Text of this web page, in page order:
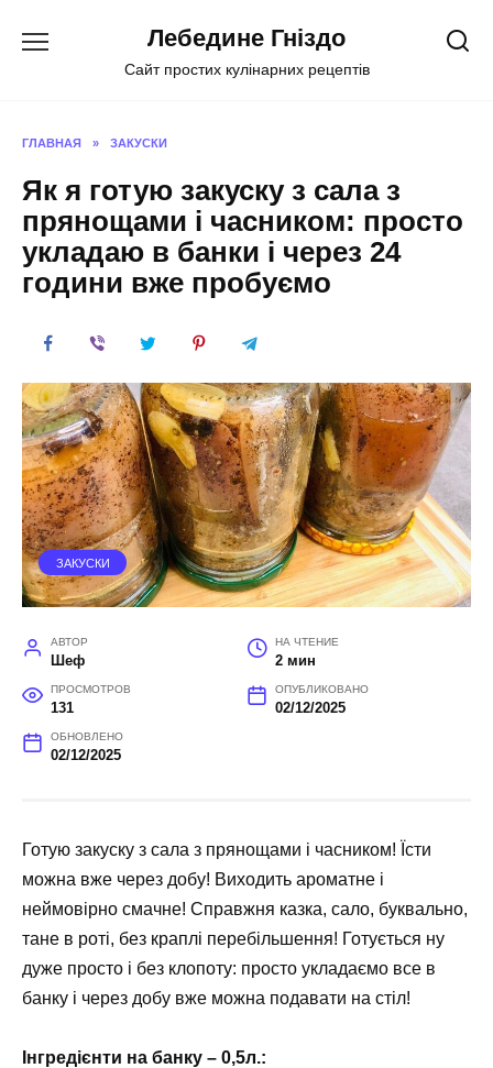
Лебедине Гніздо
Сайт простих кулінарних рецептів
ГЛАВНАЯ » ЗАКУСКИ
Як я готую закуску з сала з
прянощами і часником: просто
укладаю в банки і через 24
години вже пробуємо
ЗАКУСКИ
АВТОР
Шеф
НА ЧТЕНИЕ
2 мин
ПРОСМОТРОВ
131
ОПУБЛИКОВАНО
02/12/2025
ОБНОВЛЕНО
02/12/2025
Готую закуску з сала з прянощами і часником! Їсти
можна вже через добу! Виходить ароматне і
неймовірно смачне! Справжня казка, сало, буквально,
тане в роті, без краплі перебільшення! Готується ну
дуже просто і без клопоту: просто укладаємо все в
банку і через добу вже можна подавати на стіл!
Інгредієнти на банку – 0,5л.: